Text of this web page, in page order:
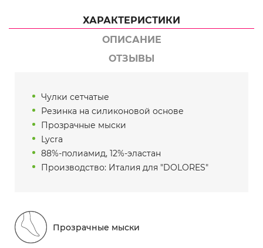
ХАРАКТЕРИСТИКИ
ОПИСАНИЕ
ОТЗЫВЫ
Чулки сетчатые
Резинка на силиконовой основе
Прозрачные мыски
Lycra
88%-полиамид, 12%-эластан
Производство: Италия для "DOLORES"
Прозрачные мыски